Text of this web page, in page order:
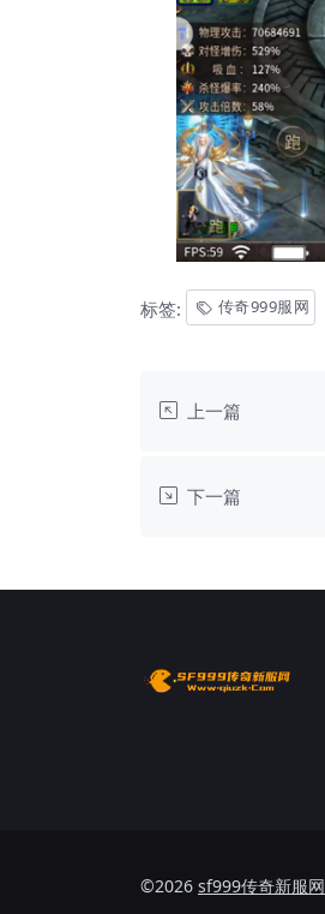
标签: 传奇999服网
上一篇
下一篇
©2026 sf999传奇新服网